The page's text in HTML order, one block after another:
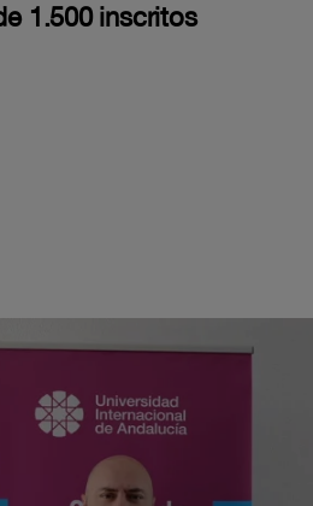
1.500 inscritos